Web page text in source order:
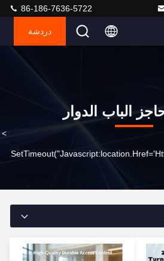
86-186-7636-5722
دردشة
الباب الدوار
>